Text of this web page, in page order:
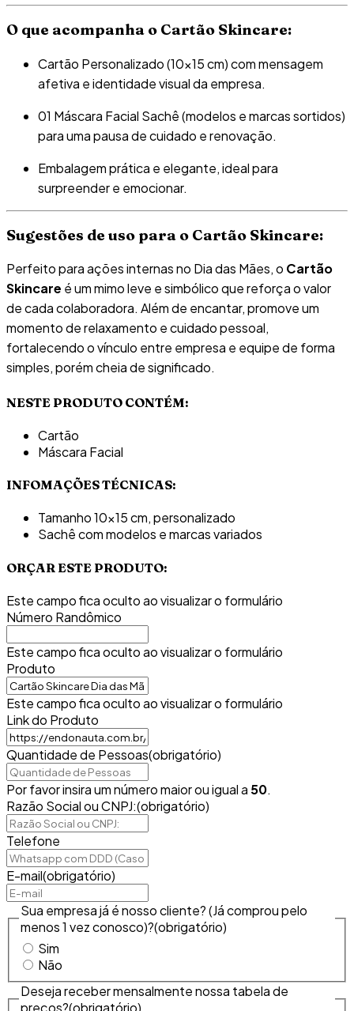
O que acompanha o Cartão Skincare:
Cartão Personalizado (10×15 cm) com mensagem
afetiva e identidade visual da empresa.
01 Máscara Facial Sachê (modelos e marcas sortidos)
para uma pausa de cuidado e renovação.
Embalagem prática e elegante, ideal para
surpreender e emocionar.
Sugestões de uso para o Cartão Skincare:
Perfeito para ações internas no Dia das Mães, o Cartão
Skincare é um mimo leve e simbólico que reforça o valor
de cada colaboradora. Além de encantar, promove um
momento de relaxamento e cuidado pessoal,
fortalecendo o vínculo entre empresa e equipe de forma
simples, porém cheia de significado.
NESTE PRODUTO CONTÉM:
Cartão
Máscara Facial
INFOMAÇÕES TÉCNICAS:
Tamanho 10x15 cm, personalizado
Sachê com modelos e marcas variados
ORÇAR ESTE PRODUTO:
Este campo fica oculto ao visualizar o formulário
Número Randômico
Este campo fica oculto ao visualizar o formulário
Produto
Este campo fica oculto ao visualizar o formulário
Link do Produto
Quantidade de Pessoas(obrigatório)
Por favor insira um número maior ou igual a 50.
Razão Social ou CNPJ:(obrigatório)
Telefone
E-mail(obrigatório)
Sua empresa já é nosso cliente? (Já comprou pelo
menos 1 vez conosco)?(obrigatório)
Sim
Não
Deseja receber mensalmente nossa tabela de
preços?(obrigatório)